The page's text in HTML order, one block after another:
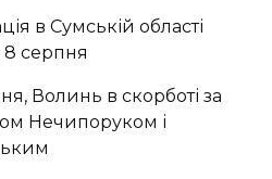
в Сумській області
8 серпня
Волинь в скорботі за
Нечипоруком і